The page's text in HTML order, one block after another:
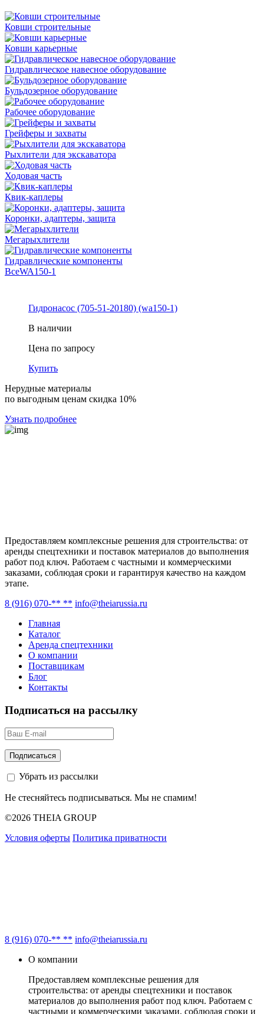
Ковши строительные
Ковши карьерные
Гидравлическое навесное оборудование
Бульдозерное оборудование
Рабочее оборудование
Грейферы и захваты
Рыхлители для экскаватора
Ходовая часть
Квик-каплеры
Коронки, адаптеры, защита
Мегарыхлители
Гидравлические компоненты
ВсеWA150-1
Гидронасос (705-51-20180) (wa150-1)
В наличии
Цена по запросу
Купить
Нерудные материалы
по выгодным ценам скидка 10%
Узнать подробнее
Предоставляем комплексные решения для строительства: от
аренды спецтехники и поставок материалов до выполнения
работ под ключ. Работаем с частными и коммерческими
заказами, соблюдая сроки и гарантируя качество на каждом
этапе.
8 (916) 070-** ** info@theiarussia.ru
Главная
Каталог
Аренда спецтехники
О компании
Поставщикам
Блог
Контакты
Подписаться на рассылку
Убрать из рассылки
Не стесняйтесь подписываться. Мы не спамим!
©2026 THEIA GROUP
Условия оферты Политика приватности
8 (916) 070-** ** info@theiarussia.ru
О компании
Предоставляем комплексные решения для
строительства: от аренды спецтехники и поставок
материалов до выполнения работ под ключ. Работаем с
частными и коммерческими заказами, соблюдая сроки и